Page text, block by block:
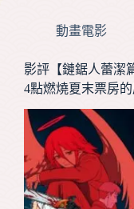
動畫電影
影評【鏈鋸人蕾潔
4點燃燒夏末票房的